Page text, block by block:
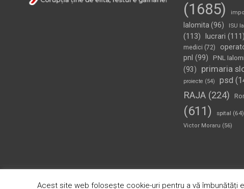
(1685)
Ialomita (96) ISU
(113) lucrari (111)
medici (72)
pnl (99) PNL
(93)
primaria
proiecte (54) psd
RAJA(224)
(611)
spital (64)
Victor Moraru (56)
Copyright © 2026Ziarul Știrea Theme by:Theme Horse
Acest site web folosește cookie-uri pentru a vă îmbunătăți